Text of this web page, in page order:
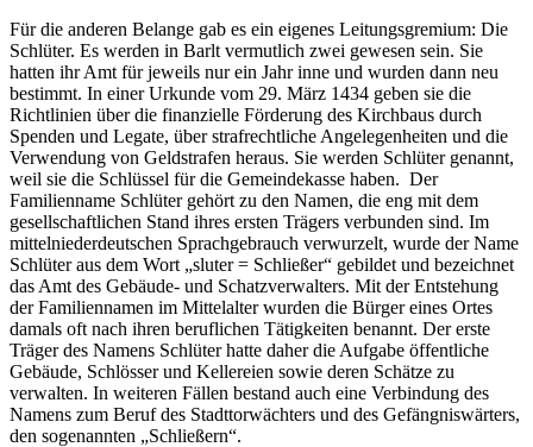
Für die anderen Belange gab es ein eigenes Leitungsgremium: Die
Schlüter. Es werden in Barlt vermutlich zwei gewesen sein. Sie
hatten ihr Amt für jeweils nur ein Jahr inne und wurden dann neu
bestimmt. In einer Urkunde vom 29. März 1434 geben sie die
Richtlinien über die finanzielle Förderung des Kirchbaus durch
Spenden und Legate, über strafrechtliche Angelegenheiten und die
Verwendung von Geldstrafen heraus. Sie werden Schlüter genannt,
weil sie die Schlüssel für die Gemeindekasse haben. Der
Familienname Schlüter gehört zu den Namen, die eng mit dem
gesellschaftlichen Stand ihres ersten Trägers verbunden sind. Im
mittelniederdeutschen Sprachgebrauch verwurzelt, wurde der Name
Schlüter aus dem Wort „sluter = Schließer“ gebildet und bezeichnet
das Amt des Gebäude- und Schatzverwalters. Mit der Entstehung
der Familiennamen im Mittelalter wurden die Bürger eines Ortes
damals oft nach ihren beruflichen Tätigkeiten benannt. Der erste
Träger des Namens Schlüter hatte daher die Aufgabe öffentliche
Gebäude, Schlösser und Kellereien sowie deren Schätze zu
verwalten. In weiteren Fällen bestand auch eine Verbindung des
Namens zum Beruf des Stadttorwächters und des Gefängniswärters,
den sogenannten „Schließern“.